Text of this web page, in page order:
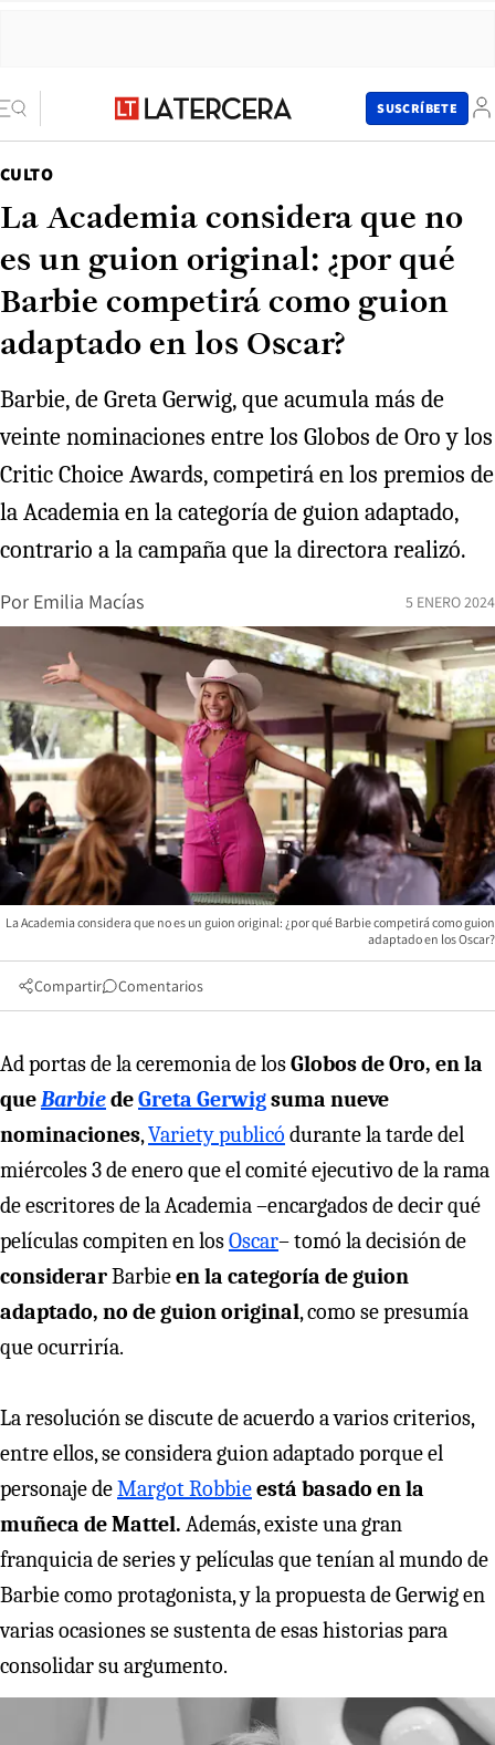
SUSCRÍBETE
CULTO
La Academia considera que no
es un guion original: ¿por qué
Barbie competirá como guion
adaptado en los Oscar?
Barbie, de Greta Gerwig, que acumula más de
veinte nominaciones entre los Globos de Oro y los
Critic Choice Awards, competirá en los premios de
la Academia en la categoría de guion adaptado,
contrario a la campaña que la directora realizó.
Por Emilia Macías 5 ENERO 2024
La Academia considera que no es un guion original: ¿por qué Barbie competirá como guion
adaptado en los Oscar?
Compartir Comentarios
Ad portas de la ceremonia de losGlobos de Oro, en la
queBarbiedeGreta Gerwigsuma nueve
nominaciones,Variety publicó durante la tarde del
miércoles 3 de enero que el comité ejecutivo de la rama
de escritores de la Academia –encargados de decir qué
películas compiten en losOscar– tomó la decisión de
considerarBarbieen la categoría de guion
adaptado, no de guion original, como se presumía
que ocurriría.
La resolución se discute de acuerdo a varios criterios,
entre ellos, se considera guion adaptado porque el
personaje deMargot Robbieestá basado en la
muñeca de Mattel. Además, existe una gran
franquicia de series y películas que tenían al mundo de
Barbie como protagonista, y la propuesta de Gerwig en
varias ocasiones se sustenta de esas historias para
consolidar su argumento.